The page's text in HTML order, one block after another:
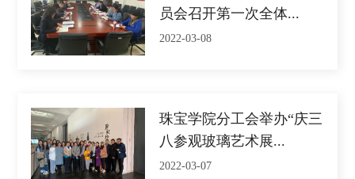
员会召开第一次全体...
2022-03-08
珠宝学院分工会举办“庆三
八参观玻璃艺术展...
2022-03-07